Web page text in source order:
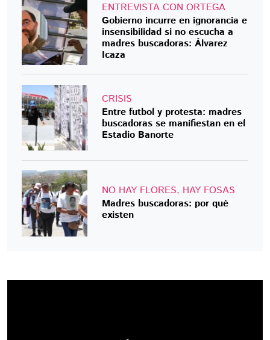
ENTREVISTA CON ORTEGA
Gobierno incurre en ignorancia e
insensibilidad si no escucha a
madres buscadoras: Álvarez
Icaza
CRISIS
Entre futbol y protesta: madres
buscadoras se manifiestan en el
Estadio Banorte
NO HAY FLORES, HAY FOSAS
Madres buscadoras: por qué
existen